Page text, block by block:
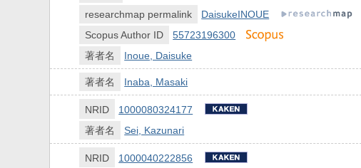
researchmap permalink
DaisukeINOUE
Scopus Author ID
55723196300
著者名
Inoue, Daisuke
著者名 Inaba, Masaki
NRID
1000080324177
著者名
Sei, Kazunari
NRID
1000040222856